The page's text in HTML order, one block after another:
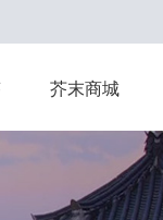
芥末商城